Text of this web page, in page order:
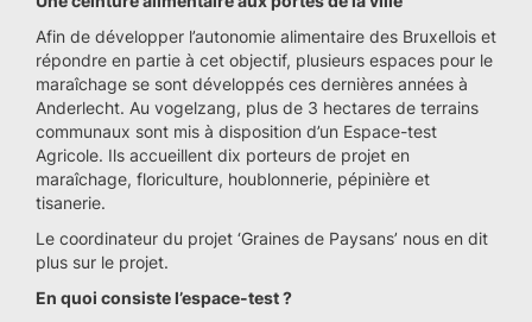
Afin de développer l’autonomie alimentaire des Bruxellois et
répondre en partie à cet objectif, plusieurs espaces pour le
maraîchage se sont développés ces dernières années à
Anderlecht. Au vogelzang, plus de 3 hectares de terrains
communaux sont mis à disposition d’un Espace-test
Agricole. Ils accueillent dix porteurs de projet en
maraîchage, floriculture, houblonnerie, pépinière et
tisanerie.
Le coordinateur du projet ‘Graines de Paysans’ nous en dit
plus sur le projet.
En quoi consiste l’espace-test ?